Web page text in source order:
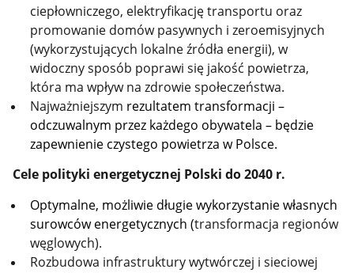
ciepłowniczego, elektryfikację transportu oraz
promowanie domów pasywnych i zeroemisyjnych
(wykorzystujących lokalne źródła energii), w
widoczny sposób poprawi się jakość powietrza,
która ma wpływ na zdrowie społeczeństwa.
Najważniejszym rezultatem transformacji –
odczuwalnym przez każdego obywatela – będzie
zapewnienie czystego powietrza w Polsce.
Cele polityki energetycznej Polski do 2040 r.
Optymalne, możliwie długie wykorzystanie własnych
surowców energetycznych (transformacja regionów
węglowych).
Rozbudowa infrastruktury wytwórczej i sieciowej